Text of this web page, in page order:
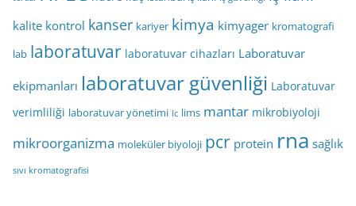
kalite kontrol kanser kariyer kimya kimyager kromatografi
lab laboratuvar laboratuvar cihazları Laboratuvar
ekipmanları laboratuvar güvenliği Laboratuvar
verimliliği laboratuvar yönetimi lc lims mantar mikrobiyoloji
mikroorganizma moleküler biyoloji pcr protein rna sağlık
sıvı kromatografisi